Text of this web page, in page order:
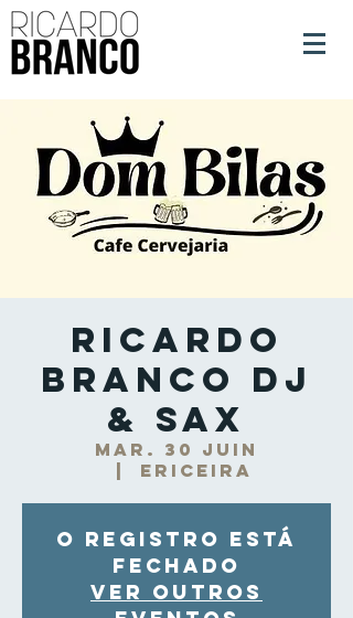
Ricardo
Branco DJ
& Sax
mar. 30 juin
Ericeira
O registro está
fechado
Ver outros